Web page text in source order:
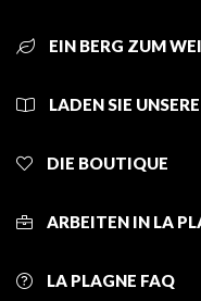
EIN BERG ZUM
LADEN SIE
DIE BOUTIQUE
ARBEITEN IN LA
LA PLAGNE FAQ